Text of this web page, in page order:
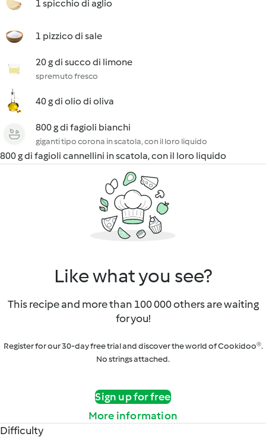
1 spicchio di aglio
1 pizzico di sale
20 g di succo di limone
spremuto fresco
40 g di olio di oliva
800 g di fagioli bianchi
giganti tipo corona in scatola, con il loro liquido
800 g di fagioli cannellini in scatola, con il loro liquido
Like what you see?
This recipe and more than 100 000 others are waiting
for you!
Register for our 30-day free trial and discover the world of Cookidoo®.
No strings attached.
Sign up for free
More information
Difficulty